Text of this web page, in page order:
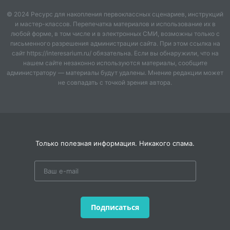
как критиками, так и слушателями. В 1955 году
Гилельс совершил свой первый тур по Западной
Европе и Америке, что принесло ему мировую славу.
Он выступал с известными дирижерами и
симфоническими оркестрами, исполнял широкий
репертуар, включая произведения Баха, Моцарта,
Бетховена, Шопена и Рахманинова. Гилельс также
Рахманинова, Прокофьева и Шостаковича восхищали
критиков и поклонников.
Григорий Гилельс ушел из жизни 14 октября 1985
© 2024 Ресурс для накопления первоклассных сценариев, инструкций
и мастер-классов. Перепечатка материалов и использование их в
любой форме, в том числе и в электронных СМИ, возможны только с
письменного разрешения администрации сайта. При этом ссылка на
сайт https://interesarium.ru/ обязательна. Если вы обнаружили, что на
нашем сайте незаконно используются материалы, сообщите
администратору — материалы будут удалены. Мнение редакции может
не совпадать с точкой зрения автора.
Только полезная информация. Никакого спама.
Подписаться